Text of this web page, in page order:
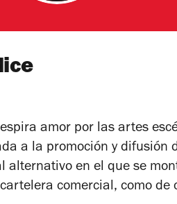
amor por las artes
a la promoción y difusión
alternativo en el que se
comercial, como de